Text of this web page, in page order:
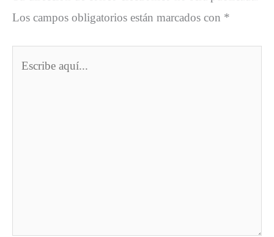
Los campos obligatorios están marcados con *